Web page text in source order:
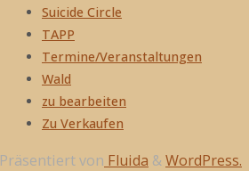
Suicide Circle
TAPP
Termine/Veranstaltungen
Wald
zu bearbeiten
Zu Verkaufen
Präsentiert von Fluida &WordPress.